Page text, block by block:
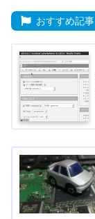
おすすめ記事